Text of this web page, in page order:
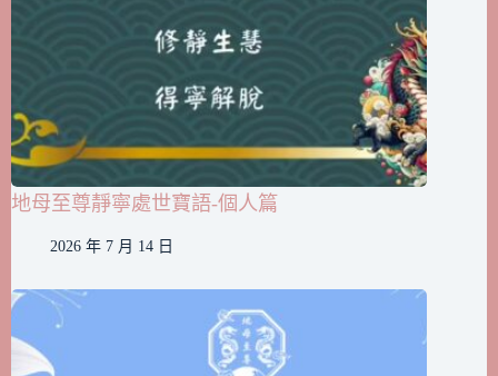
地母至尊靜寧處世寶語-個人篇
2026 年 7 月 14 日